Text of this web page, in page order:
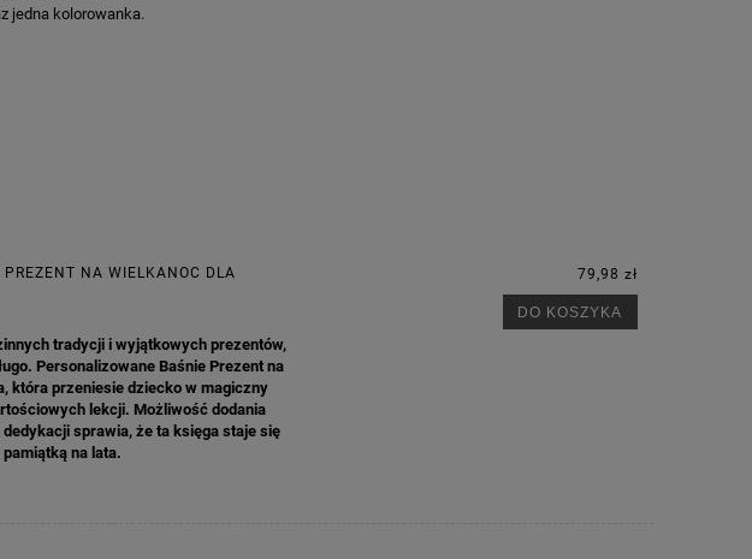
jedna kolorowanka.
NA WIELKANOC DLA
tradycji i wyjątkowych prezentów,
Personalizowane Baśnie Prezent na
która przeniesie dziecko w magiczny
lekcji. Możliwość dodania
sprawia, że ta księga staje się
na lata.
79,98 zł
DO KOSZYKA